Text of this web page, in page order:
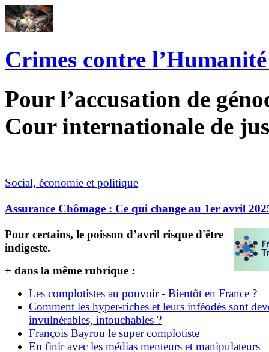
Crimes contre
Pour l’accusation de
Cour internationale de
Social, économie et politique
Assurance Chômage : Ce qui change au 1er avril
Pour certains, le poisson d’avril risque d'être
indigeste.
+ dans la même rubrique :
Les complotistes au pouvoir - Bientôt en France ?
Comment les hyper-riches et leurs inféodés sont
invulnérables, intouchables ?
François Bayrou le super complotiste
En finir avec les médias menteurs et manipulateurs